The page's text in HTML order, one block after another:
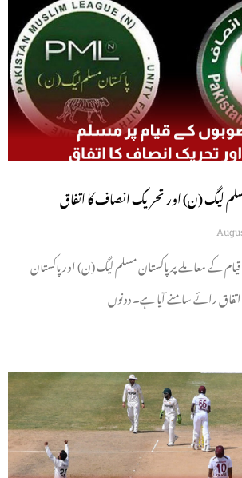
لیگ (ن) اور تحریک انصاف کا اتفاق
کے معاملے پر پاکستان مسلم لیگ (ن) اور پاکستان
رائے سامنے آیا ہے۔ دونوں